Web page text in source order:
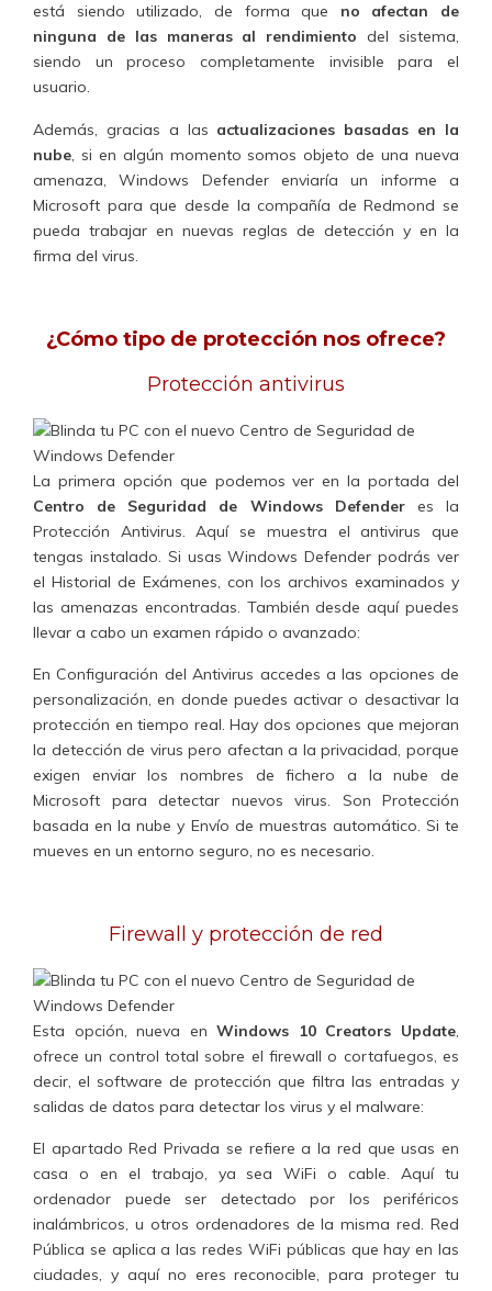
está siendo utilizado, de forma que no afectan de
ninguna de las maneras al rendimiento del sistema,
siendo un proceso completamente invisible para el
usuario.
Además, gracias a las actualizaciones basadas en la
nube, si en algún momento somos objeto de una nueva
amenaza, Windows Defender enviaría un informe a
Microsoft para que desde la compañía de Redmond se
pueda trabajar en nuevas reglas de detección y en la
firma del virus.
¿Cómo tipo de protección nos ofrece?
Protección antivirus
La primera opción que podemos ver en la portada del
Centro de Seguridad de Windows Defender es la
Protección Antivirus. Aquí se muestra el antivirus que
tengas instalado. Si usas Windows Defender podrás ver
el Historial de Exámenes, con los archivos examinados y
las amenazas encontradas. También desde aquí puedes
llevar a cabo un examen rápido o avanzado:
En Configuración del Antivirus accedes a las opciones de
personalización, en donde puedesactivar o desactivar la
protección en tiempo real. Hay dos opciones que mejoran
la detección de virus pero afectan a la privacidad, porque
exigen enviar los nombres de fichero a la nube de
Microsoft para detectar nuevos virus. Son Protección
basada en la nube y Envío de muestras automático. Si te
mueves en un entorno seguro, no es necesario.
Firewall y protección de red
Esta opción, nueva enWindows 10 Creators Update,
ofreceun control total sobre el firewall o cortafuegos, es
decir, el software de protección que filtra las entradas y
salidas de datos para detectar los virus y el malware:
El apartadoRed Privada se refiere a la red que usas en
casa o en el trabajo, ya sea WiFi o cable. Aquí tu
ordenador puede ser detectado por los periféricos
inalámbricos, u otros ordenadores de la misma red. Red
Pública se aplica a las redes WiFi públicas que hay en las
ciudades, y aquí no eres reconocible, para proteger tu